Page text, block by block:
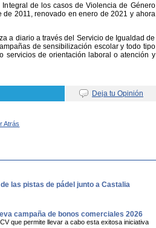
de los casos de Violencia de Género
2011, renovado en enero de 2021 y ahora
a diario a través del Servicio de Igualdad de
de sensibilización escolar y todo tipo
servicios de orientación laboral o atención y
Deja tu Opinión
Atrás
las pistas de pádel junto a Castalia
campaña de bonos comerciales 2026
que permite llevar a cabo esta exitosa iniciativa